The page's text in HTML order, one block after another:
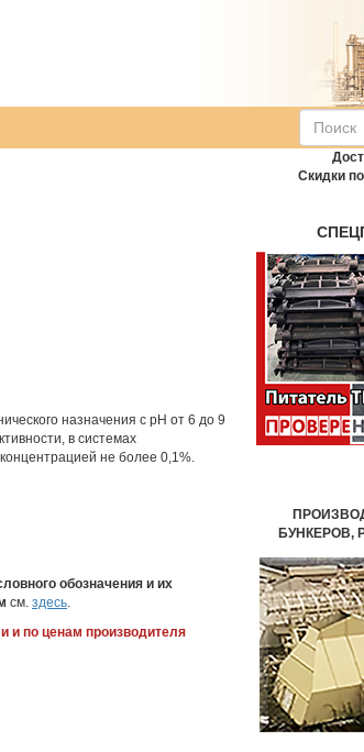
назначения с pH от 6 до 9
в системах
не более 0,1%.
обозначения и их
см. здесь.
и по ценам производителя
Скидки
БУНКЕРОВ,